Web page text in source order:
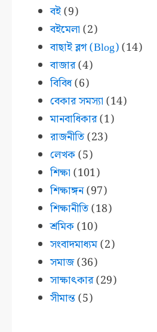
বই(9)
বইমেলা (2)
বাছাই ব্লগ (Blog)(14)
বাজার(4)
বিবিধ(6)
বেকার সমস্যা (14)
মানবাধিকার(1)
রাজনীতি(23)
লেখক(5)
শিক্ষা (101)
শিক্ষাঙ্গন(97)
শিক্ষানীতি(18)
শ্রমিক(10)
সংবাদমাধ্যম(2)
সমাজ(36)
সাক্ষাৎকার(29)
সীমান্ত(5)